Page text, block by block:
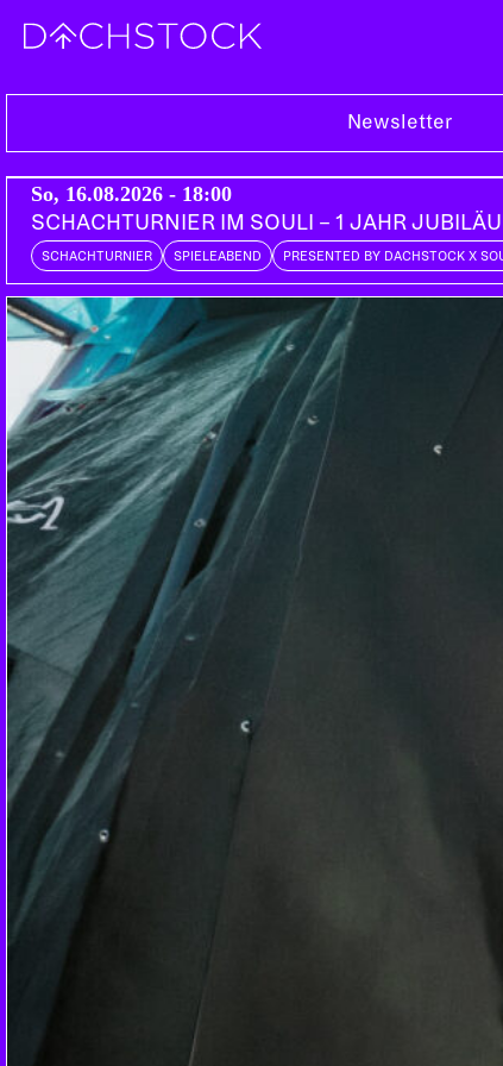
Newsletter
So, 16.08.2026 - 18:00
SCHACHTURNIER IM SOULI – 1 JAHR
SCHACHTURNIER SPIELEABEND PRESENTED BY DACHSTOCK X